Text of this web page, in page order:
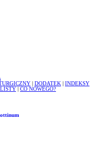
DODATEK INDEKSY
CO NOWEGO?